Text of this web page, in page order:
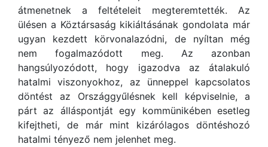
átmenetnek a feltételeit megteremtették. Az
ülésen a Köztársaság kikiáltásának gondolata már
ugyan kezdett körvonalazódni, de nyíltan még
nem fogalmazódott meg. Az azonban
hangsúlyozódott, hogy igazodva az átalakuló
hatalmi viszonyokhoz, az ünneppel kapcsolatos
döntést az Országgyűlésnek kell képviselnie, a
párt az álláspontját egy kommünikében esetleg
kifejtheti, de már mint kizárólagos döntéshozó
hatalmi tényező nem jelenhet meg.